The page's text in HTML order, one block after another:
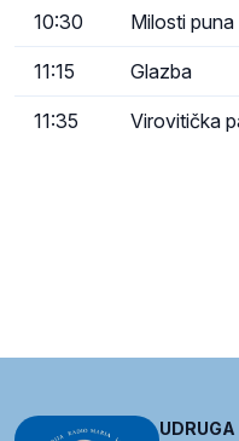
10:30 Milosti puna
11:15 Glazba
11:35 Virovitička